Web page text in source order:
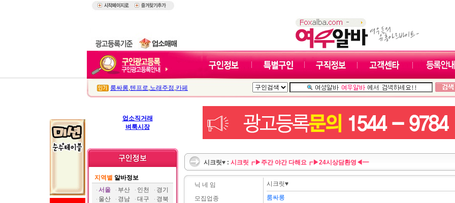
룸싸롱,텐프로,노래주점 ,카페
업소직거래
벼룩시장
지역별 알바정보
서울
부산 인천
경기
울산
경남 대구
경북
시크릿♥ : 시크릿┏▶주간 야간 다해요┏▶24시상담환영◀━
닉 네 임
모집업종
시크릿♥
룸싸롱